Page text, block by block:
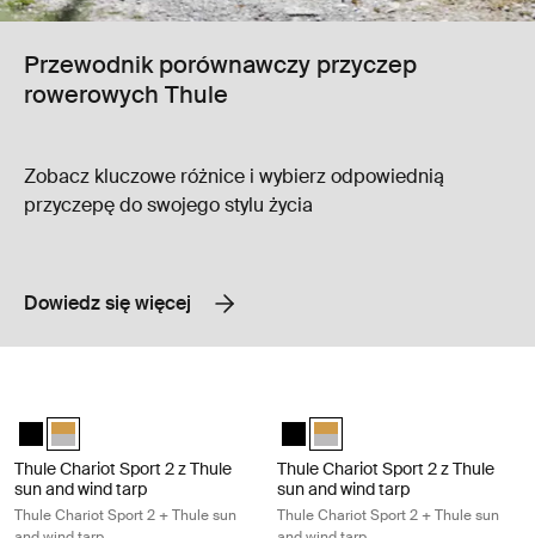
Przewodnik porównawczy przyczep
rowerowych Thule
Zobacz kluczowe różnice i wybierz odpowiednią
przyczepę do swojego stylu życia
Dowiedz się więcej
Thule Chariot Sport 2 z Thule sun and wind tarp Czarny
Thule Chariot Sport 2 z Thule sun and wind tarp Natural Gold
Thule Chariot Sport 2 z Thule
sun and wind tarp
Thule Chariot Sport 2 + Thule sun
Thule Chariot Sport 2 z Thule
Thule Chariot Sport 2 z
Thule Chariot Sport 2 z Thule
sun and wind tarp
Thule Chariot Sport 2 + Thule sun